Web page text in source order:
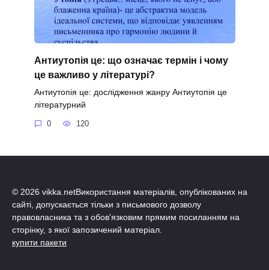
Антиутопія це: що означає термін і чому
це важливо у літературі?
Антиутопія це: дослідження жанру Антиутопія це
літературний
0 120
© 2026 vikka.netВикористання матеріалів, опублікованих на
сайті, допускається тільки з письмового дозволу
правовласника та з обов'язковим прямим посиланням на
сторінку, з якої запозичений матеріал.
купити пакети